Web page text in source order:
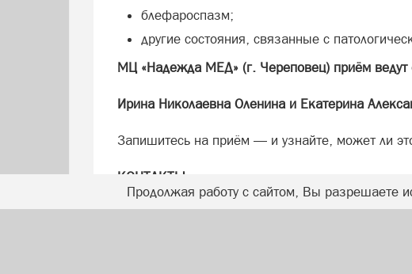
блефароспазм;
другие состояния, связанные с
МЦ «Надежда МЕД» (г. Череповец) приём ведут
Ирина Николаевна Оленина и Екатерина
Запишитесь на приём — и узнайте, может ли
КОНТАКТЫ
МЦ «Надежда МЕД»: г. Череповец, ул. К.
Продолжая работу с сайтом, Вы разрешаете